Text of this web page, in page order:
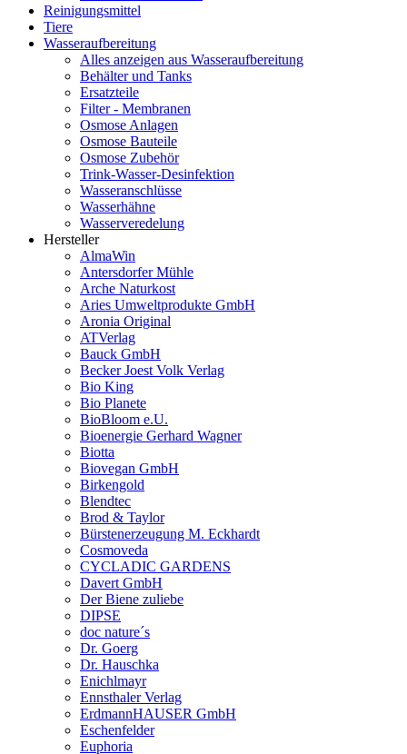
Reinigungsmittel
Tiere
Wasseraufbereitung
Alles anzeigen aus Wasseraufbereitung
Behälter und Tanks
Ersatzteile
Filter - Membranen
Osmose Anlagen
Osmose Bauteile
Osmose Zubehör
Trink-Wasser-Desinfektion
Wasseranschlüsse
Wasserhähne
Wasserveredelung
Hersteller
AlmaWin
Antersdorfer Mühle
Arche Naturkost
Aries Umweltprodukte GmbH
Aronia Original
ATVerlag
Bauck GmbH
Becker Joest Volk Verlag
Bio King
Bio Planete
BioBloom e.U.
Bioenergie Gerhard Wagner
Biotta
Biovegan GmbH
Birkengold
Blendtec
Brod & Taylor
Bürstenerzeugung M. Eckhardt
Cosmoveda
CYCLADIC GARDENS
Davert GmbH
Der Biene zuliebe
DIPSE
doc nature´s
Dr. Goerg
Dr. Hauschka
Enichlmayr
Ennsthaler Verlag
ErdmannHAUSER GmbH
Eschenfelder
Euphoria